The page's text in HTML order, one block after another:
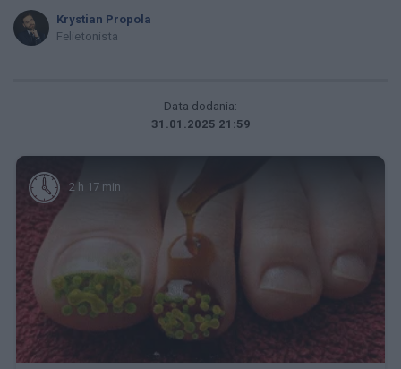
Krystian Propola
Felietonista
Data dodania:
31.01.2025 21:59
2 h 17 min